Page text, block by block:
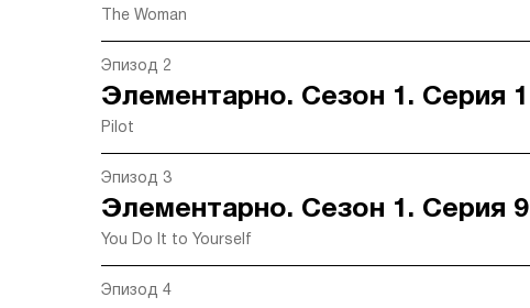
The Woman
Эпизод 2
Элементарно. Сезон 1. Серия 1
Pilot
Эпизод 3
Элементарно. Сезон 1. Серия 9
You Do It to Yourself
Эпизод 4